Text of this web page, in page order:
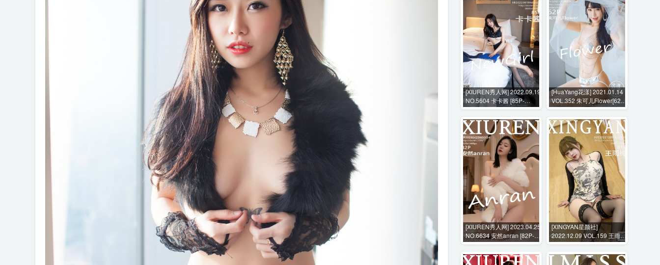
[XIUREN秀人网] 2022.09.19
NO.5604 卡卡酱 [85P-
795MB]
[HuaYang花漾] 2021.01.14
VOL.352 朱可儿Flower[62P-
657MB]
[XIUREN秀人网] 2023.04.25
NO.6634 安然anran [82P-
766MB]
[XINGYAN星颜社]
2022.12.09 VOL.159 王雨纯
[81P-809MB]